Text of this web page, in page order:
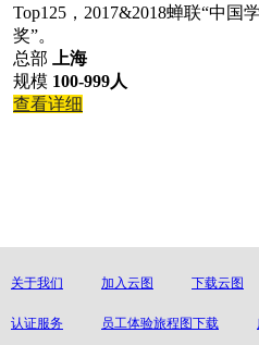
Top125，2017&2018蝉联“中国
奖”。
总部
上海
规模 100-999人
查看详细
关于我们 加入云图 下载云图
认证服务 员工体验旅程图下载